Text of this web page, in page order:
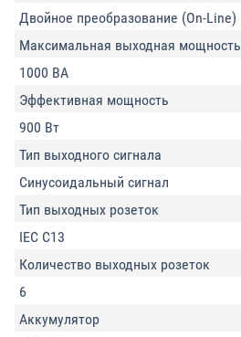
Двойное преобразование (On-Line)
Максимальная выходная мощность
1000 ВА
Эффективная мощность
900 Вт
Тип выходного сигнала
Синусоидальный сигнал
Тип выходных розеток
IEC C13
Количество выходных розеток
6
Аккумулятор